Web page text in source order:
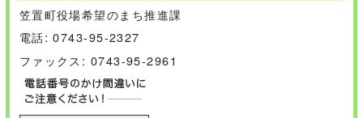
笠置町役場希望のまち推進課
電話: 0743-95-2327
ファックス: 0743-95-2961